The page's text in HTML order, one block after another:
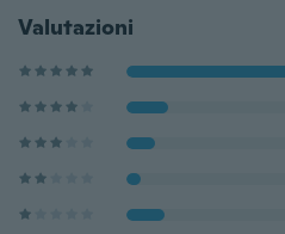
Valutazioni